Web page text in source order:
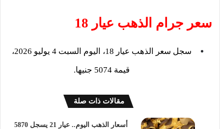
سعر جرام الذهب عيار 18
سجل سعر الذهب عيار 18، اليوم السبت 4 يوليو 2026،
قيمة 5074 جنيها.
مقالات ذات صلة
أسعار الذهب اليوم.. عيار 21 يسجل 5870